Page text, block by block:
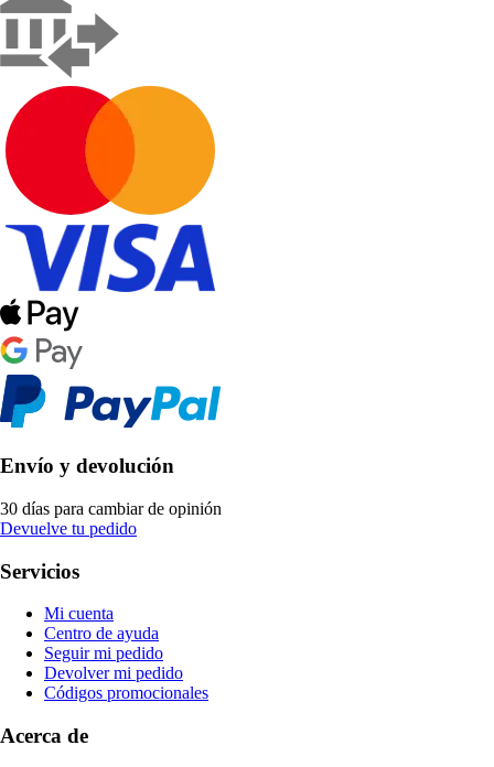
Envío y devolución
30 días para cambiar de opinión
Devuelve tu pedido
Servicios
Mi cuenta
Centro de ayuda
Seguir mi pedido
Devolver mi pedido
Códigos promocionales
Acerca de